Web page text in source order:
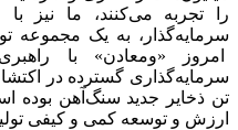
را تجربه می‌کنند، ما نیز
سرمایه‌گذار، به یک مجموعه
امروز «ومعادن» با
تن ذخایر جدید سنگ‌آهن بوده
ارزش و توسعه کمی و کیفی